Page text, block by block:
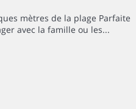
mètres de la plage Parfaite
avec la famille ou les...